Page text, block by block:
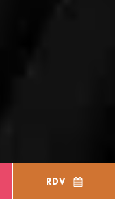
RDV